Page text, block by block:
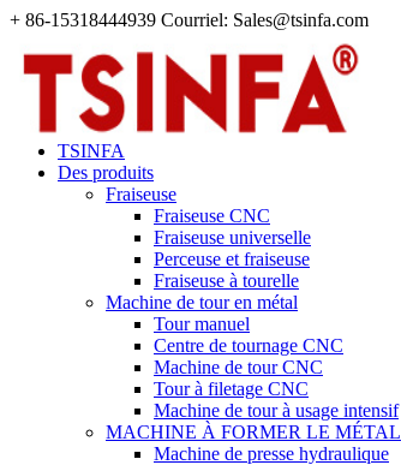
+ 86-15318444939 Courriel: Sales@tsinfa.com
TSINFA
Des produits
Fraiseuse
Fraiseuse CNC
Fraiseuse universelle
Perceuse et fraiseuse
Fraiseuse à tourelle
Machine de tour en métal
Tour manuel
Centre de tournage CNC
Machine de tour CNC
Tour à filetage CNC
Machine de tour à usage intensif
MACHINE À FORMER LE MÉTAL
Machine de presse hydraulique